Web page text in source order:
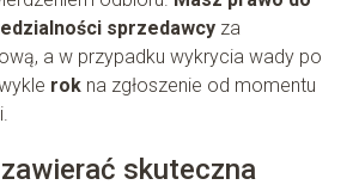
sprzedawcyza
a w przypadku wykrycia wady po
rokna zgłoszenie od momentu
skuteczna